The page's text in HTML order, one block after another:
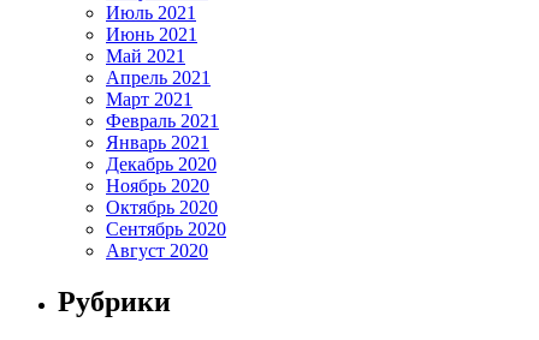
Июль 2021
Июнь 2021
Май 2021
Апрель 2021
Март 2021
Февраль 2021
Январь 2021
Декабрь 2020
Ноябрь 2020
Октябрь 2020
Сентябрь 2020
Август 2020
Рубрики